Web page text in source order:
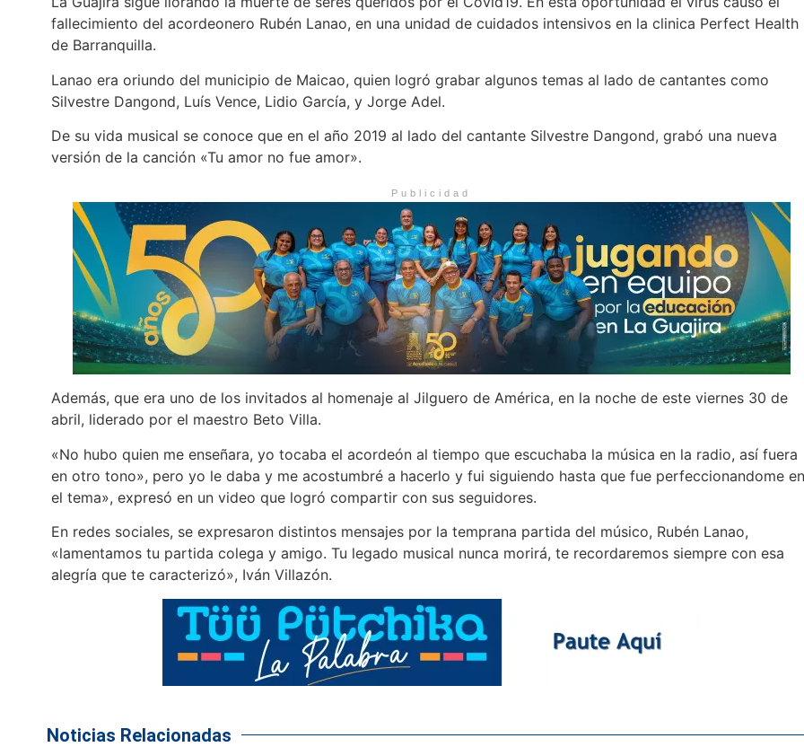
fallecimiento del acordeonero Rubén Lanao, en una unidad de cuidados intensivos en la clinica Perfect Health
de Barranquilla.
Lanao era oriundo del municipio de Maicao, quien logró grabar algunos temas al lado de cantantes como
Silvestre Dangond, Luís Vence, Lidio García, y Jorge Adel.
De su vida musical se conoce que en el año 2019 al lado del cantante Silvestre Dangond, grabó una nueva
versión de la canción «Tu amor no fue amor».
Publicidad
Además, que era uno de los invitados al homenaje al Jilguero de América, en la noche de este viernes 30 de
abril, liderado por el maestro Beto Villa.
«No hubo quien me enseñara, yo tocaba el acordeón al tiempo que escuchaba la música en la radio, así fuera
en otro tono», pero yo le daba y me acostumbré a hacerlo y fui siguiendo hasta que fue perfeccionandome en
el tema», expresó en un video que logró compartir con sus seguidores.
En redes sociales, se expresaron distintos mensajes por la temprana partida del músico, Rubén Lanao,
«lamentamos tu partida colega y amigo. Tu legado musical nunca morirá, te recordaremos siempre con esa
alegría que te caracterizó», Iván Villazón.
Noticias Relacionadas